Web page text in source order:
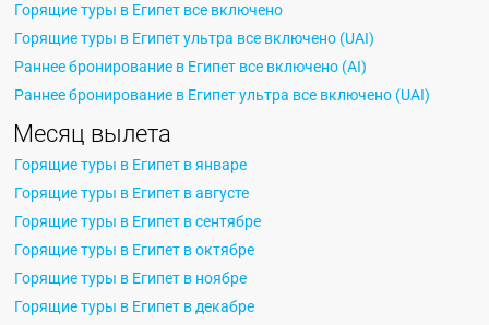
Горящие туры в Египет все включено
Горящие туры в Египет ультра все включено (UAI)
Раннее бронирование в Египет все включено (AI)
Раннее бронирование в Египет ультра все включено (UAI)
Месяц вылета
Горящие туры в Египет в январе
Горящие туры в Египет в августе
Горящие туры в Египет в сентябре
Горящие туры в Египет в октябре
Горящие туры в Египет в ноябре
Горящие туры в Египет в декабре